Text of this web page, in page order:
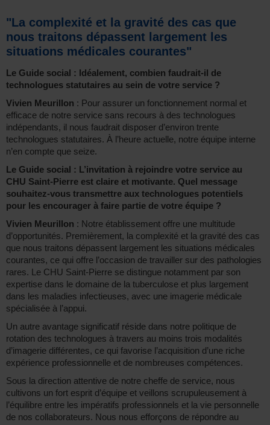
"La complexité et la gravité des cas que
nous traitons dépassent largement les
situations médicales courantes"
Le Guide social : Idéalement, combien faudrait-il de
technologues statutaires au sein de votre service ?
Vivien Meurillon : Pour assurer un fonctionnement normal et
efficace de notre service sans recours à des technologues
indépendants, il nous faudrait disposer d’environ trente
technologues statutaires. À l’heure actuelle, notre équipe interne
n’en compte que seize.
Le Guide social : L’invitation à rejoindre votre service au
CHU Saint-Pierre est claire et motivante. Quel message
souhaitez-vous transmettre aux technologues potentiels
pour les encourager à faire partie de votre équipe ?
Vivien Meurillon : Notre établissement offre une multitude
d’opportunités. Premièrement, la complexité et la gravité des cas
que nous traitons dépassent largement les situations médicales
courantes, ce qui offre l’occasion de travailler sur des pathologies
rares. Le CHU Saint-Pierre se distingue notamment par son
expertise dans le domaine de la tuberculose et plus largement
dans les maladies infectieuses, avec une imagerie médicale
spécialisée à l’appui.
Un autre avantage significatif réside dans notre politique de
rotation des technologues à travers au moins trois modalités
d’imagerie différentes, ce qui favorise l’acquisition d’une riche
expérience professionnelle et de nombreuses compétences.
Sous la direction attentive de notre cheffe de service, nous
cultivons un fort esprit d’équipe et veillons scrupuleusement à
l’équilibre entre les impératifs professionnels et la vie personnelle
de nos collaborateurs. Nous nous efforçons de répondre au